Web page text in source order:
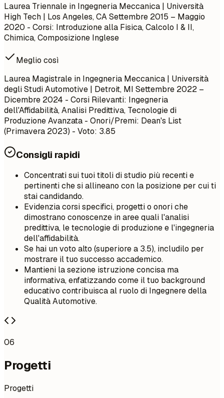
Laurea Triennale in Ingegneria Meccanica | Università
High Tech | Los Angeles, CASettembre 2015 – Maggio
2020 - Corsi: Introduzione alla Fisica, Calcolo I & II,
Chimica, Composizione Inglese
Meglio così
Laurea Magistrale in Ingegneria Meccanica | Università
degli Studi Automotive | Detroit, MI Settembre 2022 –
Dicembre 2024 - Corsi Rilevanti: Ingegneria
dell'Affidabilità, Analisi Predittiva, Tecnologie di
Produzione Avanzata - Onori/Premi: Dean's List
(Primavera 2023) - Voto: 3.85
Consigli rapidi
Concentrati sui tuoi titoli di studio più recenti e
pertinenti che si allineano con la posizione per cui ti
stai candidando.
Evidenzia corsi specifici, progetti o onori che
dimostrano conoscenze in aree quali l'analisi
predittiva, le tecnologie di produzione e l'ingegneria
dell'affidabilità.
Se hai un voto alto (superiore a 3.5), includilo per
mostrare il tuo successo accademico.
Mantieni la sezione istruzione concisa ma
informativa, enfatizzando come il tuo background
educativo contribuisca al ruolo di Ingegnere della
Qualità Automotive.
06
Progetti
Progetti